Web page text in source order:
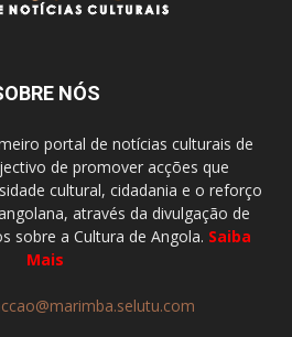
NÓS
portal de notícias culturais de
de promover acções que
cultural, cidadania e o reforço
através da divulgação de
sobre a Cultura de Angola. Saiba
Mais